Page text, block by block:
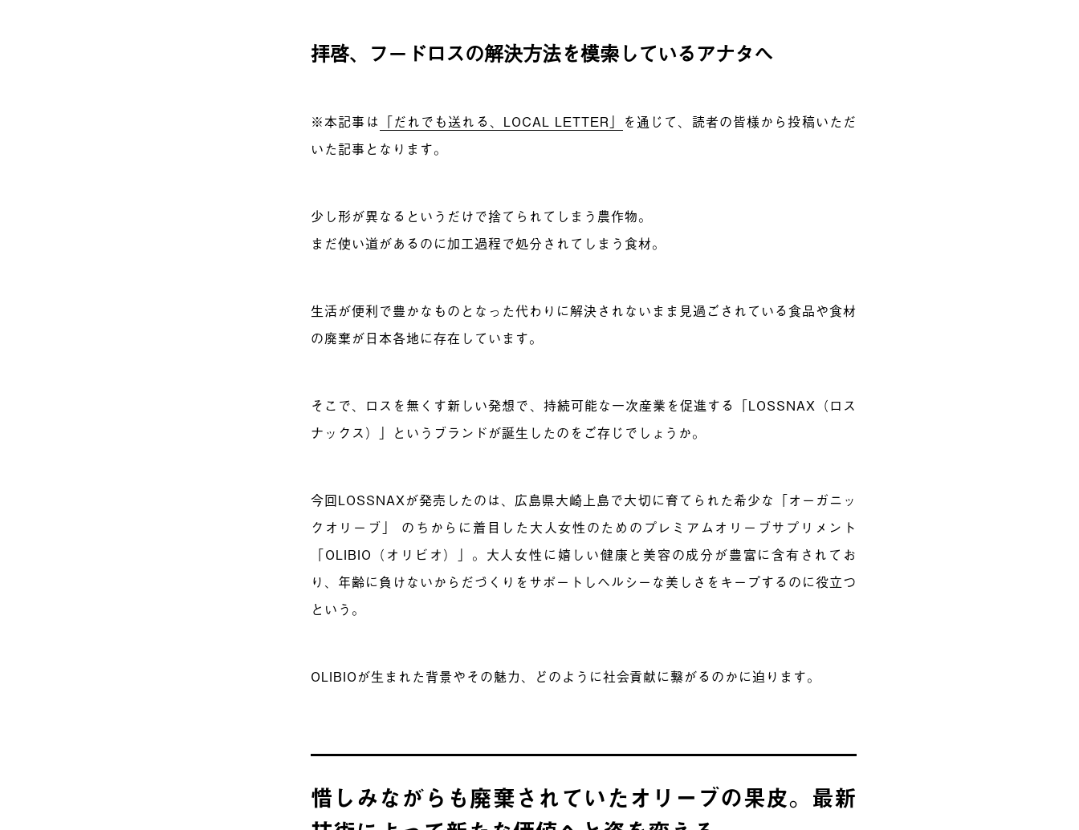
拝啓、フードロスの解決方法を模索しているアナタへ
※本記事は 「だれでも送れる、LOCAL LETTER」 を通じて、読者の皆様から投稿いただ
いた記事となります。
少し形が異なるというだけで捨てられてしまう農作物。
まだ使い道があるのに加工過程で処分されてしまう食材。
生活が便利で豊かなものとなった代わりに解決されないまま見過ごされている食品や食材
の廃棄が日本各地に存在しています。
そこで、ロスを無くす新しい発想で、持続可能な一次産業を促進する「LOSSNAX（ロス
ナックス）
」というブランドが誕生したのをご存じでしょうか。
今回LOSSNAXが発売したのは、広島県大崎上島で大切に育てられた希少な「オーガニッ
クオリーブ」 のちからに着目した大人女性のためのプレミアムオリーブサプリメント
「OLIBIO（オリビオ）」。大人女性に嬉しい健康と美容の成分が豊富に含有されてお
り、年齢に負けないからだづくりをサポートしヘルシーな美しさをキープするのに役立つ
という。
OLIBIOが生まれた背景やその魅力、どのように社会貢献に繋がるのかに迫ります。
惜しみながらも廃棄されていたオリーブの果皮。最新